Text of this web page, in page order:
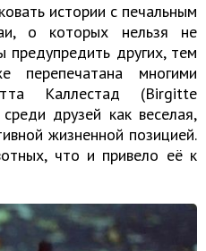
истории с печальным
о которых нельзя не
предупредить других, тем
многими
Каллестад (Birgitte
друзей как веселая,
жизненной позицией.
что и привело её к